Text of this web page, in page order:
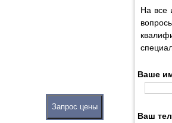
Запрос цены
На все
Ваше
Ваш